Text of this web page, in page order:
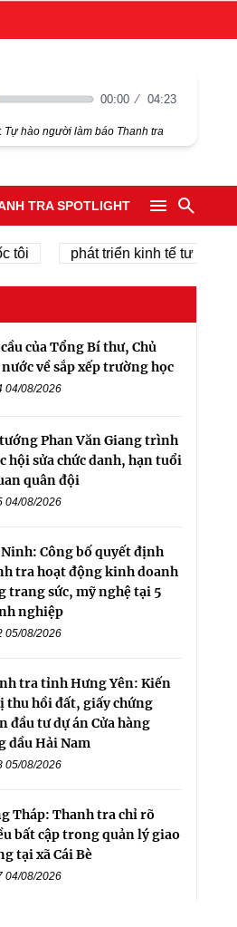
00:00 04:23
Tự hào người làm báo Thanh tra
TRA SPOTLIGHT
phát triển kinh tế tư nhân
của Tổng Bí thư, Chủ
về sắp xếp trường học
04/08/2026
Phan Văn Giang trình
hội sửa chức danh, hạn tuổi
quân đội
04/08/2026
Công bố quyết định
tra hoạt động kinh doanh
trang sức, mỹ nghệ tại 5
nghiệp
05/08/2026
tra tỉnh Hưng Yên: Kiến
thu hồi đất, giấy chứng
đầu tư dự án Cửa hàng
dầu Hải Nam
05/08/2026
Tháp: Thanh tra chỉ rõ
bất cập trong quản lý giao
tại xã Cái Bè
04/08/2026